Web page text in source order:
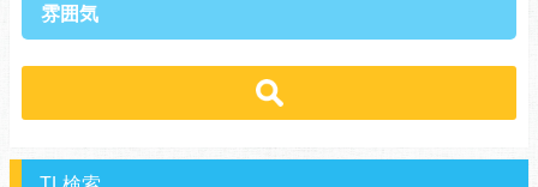
ノンケ攻め
黒髪攻め
年下攻め
ヤンキー攻め
ノンケ受け
黒髪受け
雰囲気
シリアス